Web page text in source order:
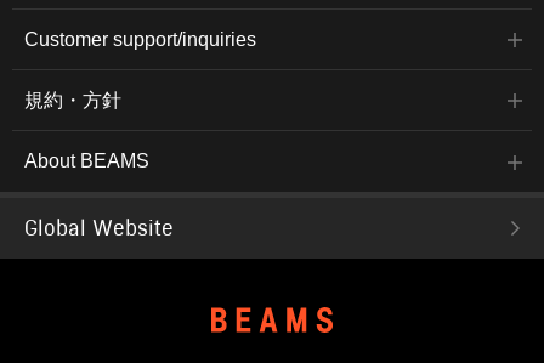
Customer support/inquiries
規約・方針
About BEAMS
Global Website